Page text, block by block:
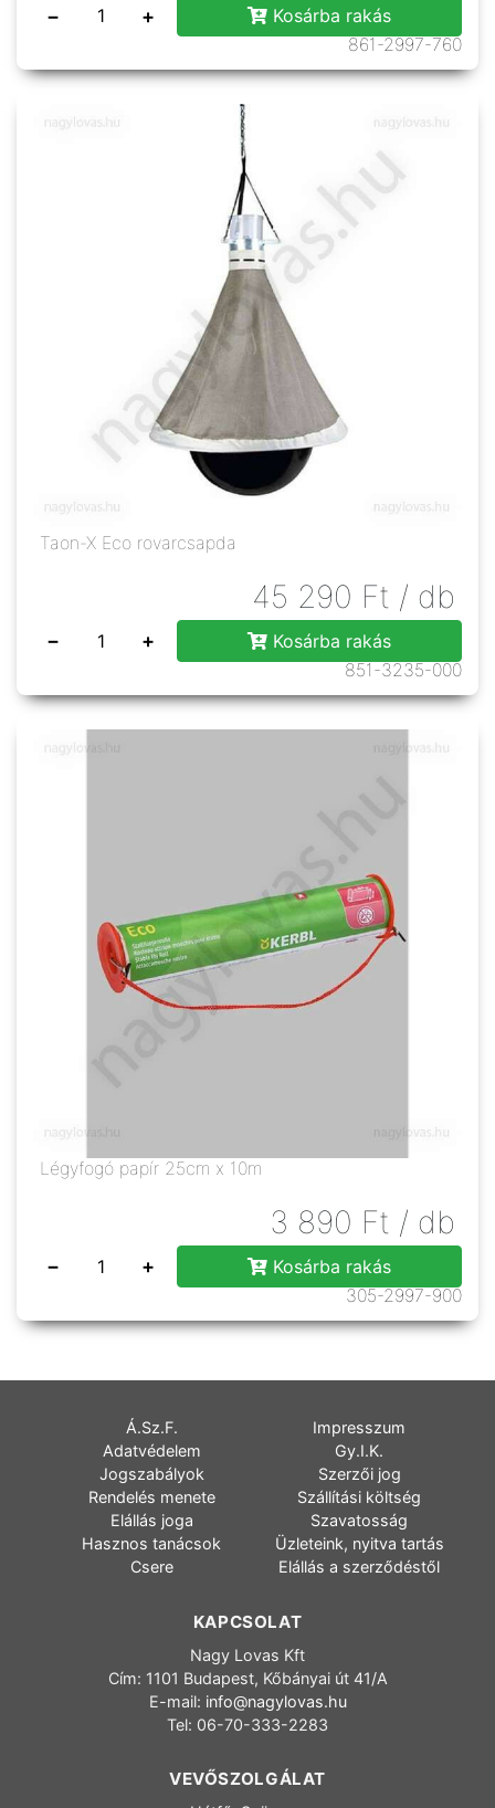
− +
Kosárba rakás
861-2997-760
Taon-X Eco rovarcsapda
45 290 Ft / db
− +
Kosárba rakás
851-3235-000
Légyfogó papír 25cm x 10m
3 890 Ft / db
− +
Kosárba rakás
305-2997-900
Á.Sz.F.
Impresszum
Adatvédelem
Gy.I.K.
Jogszabályok
Szerzői jog
Rendelés menete
Szállítási költség
Elállás joga
Szavatosság
Hasznos tanácsok
Üzleteink, nyitva tartás
Csere
Elállás a szerződéstől
KAPCSOLAT
Nagy Lovas Kft
Cím: 1101 Budapest, Kőbányai út 41/A
E-mail: info@nagylovas.hu
Tel: 06-70-333-2283
VEVŐSZOLGÁLAT